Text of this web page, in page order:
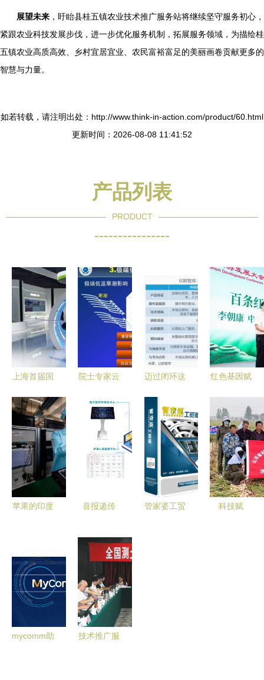
展望未来 ，盱眙县桂五镇农业技术推广服务站将继续坚守服务初心，
紧跟农业科技发展步伐，进一步优化服务机制，拓展服务领域，为描绘桂
五镇农业高质高效、乡村宜居宜业、农民富裕富足的美丽画卷贡献更多的
智慧与力量。
如若转载，请注明出处：http://www.think-in-action.com/product/60.html
更新时间：2026-08-08 11:41:52
产品列表
PRODUCT
----------------
上海首届国
览会开幕
开启低碳智
慧出行新篇
章
院士专家云
业创新 第
六届水库大
坝新技术推
广研讨会在
迈过闭环这
技术服务商
如何走
出“洗牌
红色基因赋
游，第三届
茶乡旅游发
展大会在杭
州擘画新蓝
图
苹果的印度
市场换技术
的深层逻辑
喜报递传
选工信部
2023年老
年用品产品
推广目录，
技术推广服
务彰显社会
管家婆工贸
科技赋
mycomm助
技术推广服